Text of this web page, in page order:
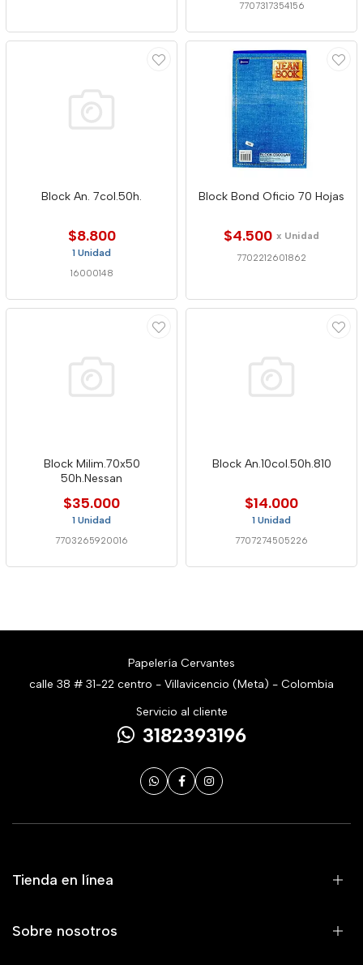
7707317354156
Block An. 7col.50h.
$8.800
1 Unidad
16000148
Block Bond Oficio 70 Hojas
$4.500 x Unidad
7702212601862
Block Milim.70x50
50h.Nessan
$35.000
1 Unidad
7703265920016
Block An.10col.50h.810
$14.000
1 Unidad
7707274505226
Papelería Cervantes
calle 38 # 31-22 centro - Villavicencio (Meta) - Colombia
Servicio al cliente
3182393196
Tienda en línea
Sobre nosotros